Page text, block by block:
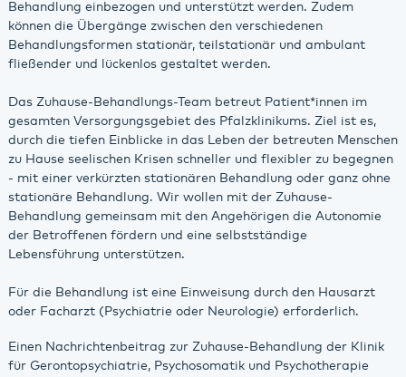
Behandlung einbezogen und unterstützt werden. Zudem
können die Übergänge zwischen den verschiedenen
Behandlungsformen stationär, teilstationär und ambulant
fließender und lückenlos gestaltet werden.
Das Zuhause-Behandlungs-Team betreut Patient*innen im
gesamten Versorgungsgebiet des Pfalzklinikums. Ziel ist es,
durch die tiefen Einblicke in das Leben der betreuten Menschen
zu Hause seelischen Krisen schneller und flexibler zu begegnen
- mit einer verkürzten stationären Behandlung oder ganz ohne
stationäre Behandlung. Wir wollen mit der Zuhause-
Behandlung gemeinsam mit den Angehörigen die Autonomie
der Betroffenen fördern und eine selbstständige
Lebensführung unterstützen.
Für die Behandlung ist eine Einweisung durch den Hausarzt
oder Facharzt (Psychiatrie oder Neurologie) erforderlich.
Einen Nachrichtenbeitrag zur Zuhause-Behandlung der Klinik
für Gerontopsychiatrie, Psychosomatik und Psychotherapie